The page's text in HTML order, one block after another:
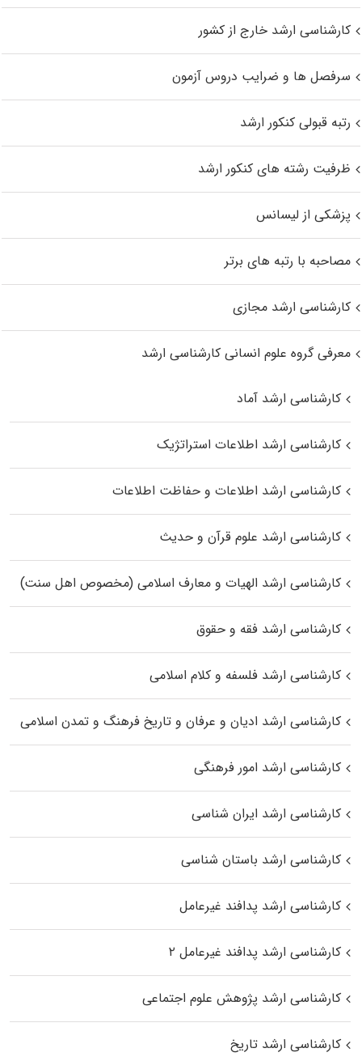
کارشناسی ارشد خارج از کشور
سرفصل ها و ضرایب دروس آزمون
رتبه قبولی کنکور ارشد
ظرفیت رشته های کنکور ارشد
پزشکی از لیسانس
مصاحبه با رتبه های برتر
کارشناسی ارشد مجازی
معرفی گروه علوم انسانی کارشناسی ارشد
کارشناسی ارشد آماد
کارشناسی ارشد اطلاعات استراتژیک
کارشناسی ارشد اطلاعات و حفاظت اطلاعات
کارشناسی ارشد علوم قرآن و حدیث
کارشناسی ارشد الهیات و معارف اسلامی (مخصوص اهل سنت)
کارشناسی ارشد فقه و حقوق
کارشناسی ارشد فلسفه و کلام اسلامی
کارشناسی ارشد ادیان و عرفان و تاریخ فرهنگ و تمدن اسلامی
کارشناسی ارشد امور فرهنگی
کارشناسی ارشد ایران شناسی
کارشناسی ارشد باستان شناسی
کارشناسی ارشد پدافند غیرعامل
کارشناسی ارشد پدافند غیرعامل ۲
کارشناسی ارشد پژوهش علوم اجتماعی
کارشناسی ارشد تاریخ